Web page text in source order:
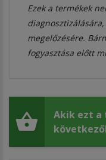
Ezek a termékek
megelőzésére.
fogyasztása előtt
Akik ezt